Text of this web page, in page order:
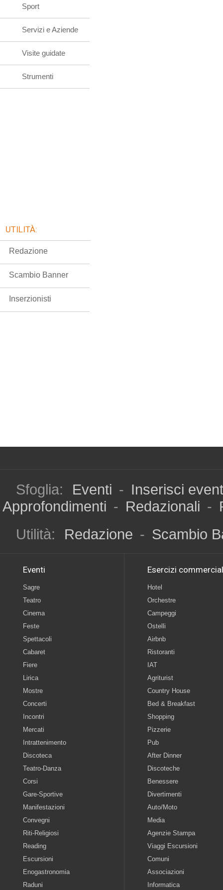
Sport
Servizi e Aziende
Visite guidate
Strumenti
UTILITÀ:
Redazione
Scambio Banner
Inserzionisti
Sfoglia: Eventi - Inserisci
Approfondimenti - Redazionali -
Utilità:
Redazione - Scambio
Eventi
Sagre
Teatro
Cinema
Feste
Spettacoli
Cabaret
Fiere
Lirica
Mostre
Concerti
Incontri
Mercati
Intrattenimento
Discoteca
Teatro-Danza
Corsi
Gare-Sportive
Manifestazioni
Convegni
Riti-Religiosi
Reading
Escursioni
Enogastronomia
Raduni
Esercizi
Hotel
Orchestre
Campeggi
Ostelli
Airbnb
Ristoranti
IAT
Agriturist
Country House
Bed & Breakfast
Shopping
Pizzerie
Pub
After Dinner
Discoteche
Benessere
Divertimenti
Auto/Moto
Media
Agenzie Stampa
Viaggi Escursioni
Comuni
Associazioni
Informatica